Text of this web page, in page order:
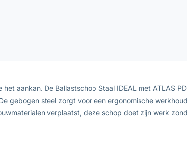
aankan. De Ballastschop Staal IDEAL met ATLAS
gebogen steel zorgt voor een ergonomische
verplaatst, deze schop doet zijn werk